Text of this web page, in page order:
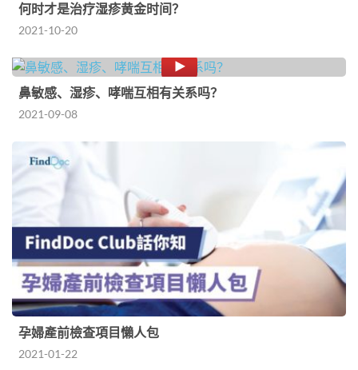
何时才是治疗湿疹黄金时间？
2021-10-20
鼻敏感、湿疹、哮喘互相有关系吗？
2021-09-08
孕婦產前檢查項目懶人包
2021-01-22